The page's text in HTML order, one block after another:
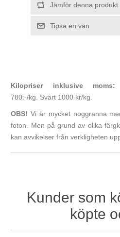
Kilopriser inklusive
780:-/kg. Svart 1000 kr/kg.
OBS! Vi är mycket noggranna
foton. Men på grund av olika
kan avvikelser från verkligheten
Kunder som
köpte